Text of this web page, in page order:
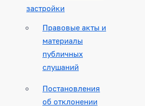
застройки
Правовые акты и
материалы
публичных
слушаний
Постановления
об отклонении